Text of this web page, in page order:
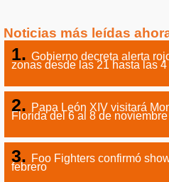
Noticias más leídas
Gobierno decreta alerta
zonas desde las 21 hasta las 4
Papa León XIV visitará
Florida del 6 al 8 de noviembre
Foo Fighters confirmó
febrero